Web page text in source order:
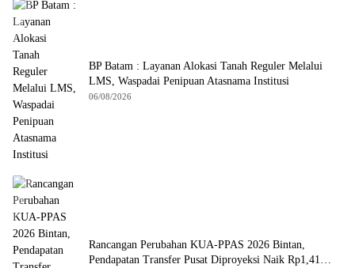
BP Batam : Layanan Alokasi Tanah Reguler Melalui
LMS, Waspadai Penipuan Atasnama Institusi
06/08/2026
Rancangan Perubahan KUA-PPAS 2026 Bintan,
Pendapatan Transfer Pusat Diproyeksi Naik Rp1,41